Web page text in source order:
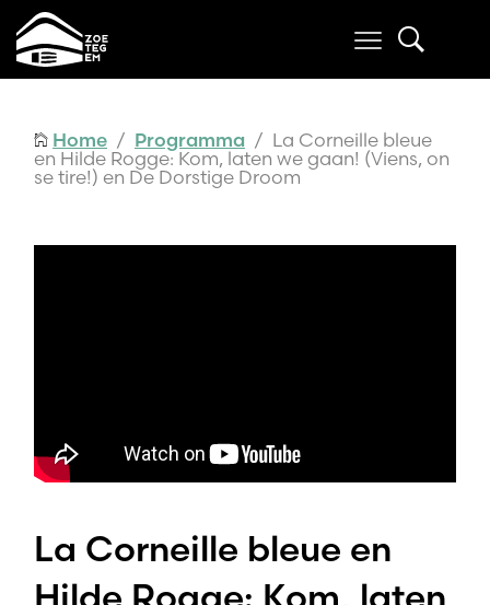
Home / Programma / La Corneille bleue
en Hilde Rogge: Kom, laten we gaan! (Viens, on
se tire!) en De Dorstige Droom
La Corneille bleue en